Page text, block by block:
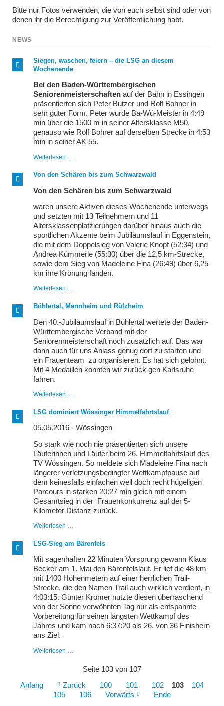
Bitte nur Fotos verwenden, die von euch selbst sind oder von
denen ihr die Berechtigung zur Veröffentlichung habt.
NEWS
Siegen, waschen, feiern – die LSG an diesem
Wochenende
Bei den Baden-Württembergischen
Seniorenmeisterschaftenauf der Bahn in Essingen
präsentierten sich Peter Butzer und Rolf Bohner in
sehr guter Form. Peter wurde Ba-Wü-Meister in 4:49
min über die 1500 m in seiner Altersklasse M50,
genauso wie Rolf Bohrer auf derselben Strecke in 4:53
min in seiner AK 55.
Weiterlesen …
feiern
–
LSG
diesem
Wochenende
Von den Schären bis zum Schwarzwald
Von den Schären bis zum Schwarzwald
waren unsere Aktiven dieses Wochenende unterwegs
und setzten mit 13 Teilnehmern und 11
Altersklassenplatzierungen darüber hinaus auch die
sportlichen Akzente beim Jubiläumslauf in Eggenstein,
die mit dem Doppelsieg von Valerie Knopf (52:34) und
Andrea Kümmerle (55:30) über die 12,5 km-Strecke,
sowie dem Sieg von Madeleine Fina (26:49) über 6,25
km ihre Krönung fanden.
Weiterlesen …
Schären
bis
Schwarzwald
Bühlertal, Mannheim und Rülzheim
Den 40.-Jubiläumslauf in Bühlertal wertete der Baden-
Württembergische Verband mit der
Seniorenmeisterschaft noch zusätzlich auf. Das war
dann auch für uns Anlass genug dort zu starten und
ein Frauenteam zu organisieren. Es hat sich gelohnt.
Mit 4 Medaillen konnten wir zurück gen Karlsruhe
fahren.
Weiterlesen …
und
Rülzheim
LSG dominiert Wössinger Himmelfahrtslauf
05.05.2016 - Wössingen
So stark wie noch nie präsentierten sich unsere
Läuferinnen und Läufer beim 26. Himmelfahrtslauf des
TV Wössingen. So meldete sich Madeleine Fina nach
längerer verletzungsbedingter Wettkampfpause auf
dem keinesfalls einfachen weil doch recht hügeligen
Parcours in starken 20:27 min gleich mit einem
Gesamtsieg in der Frauenkonkurrenz auf der 5-
Kilometer Distanz zurück.
Weiterlesen …
Wössinger
Himmelfahrtslauf
LSG-Sieg am Bärenfels
Mit sagenhaften 22 Minuten Vorsprung gewann Klaus
Becker am 1. Mai den Bärenfelslauf. Er lief die 48 km
mit 1400 Höhenmetern auf einer herrlichen Trail-
Strecke, die den Namen Trail auch wirklich verdient, in
4:03:15. Günter Kromer nutzte diesen überraschend
von der Sonne verwöhnten Tag nur als entspannte
Vorbereitung für seinen längsten Wettkampf des
Jahres und kam nach 6:37:20 als 26. von 36 Finishern
ans Ziel.
Weiterlesen …
Bärenfels
Seite 103 von 107
Anfang
Zurück 100 101 102 103
104
105
106 Vorwärts Ende